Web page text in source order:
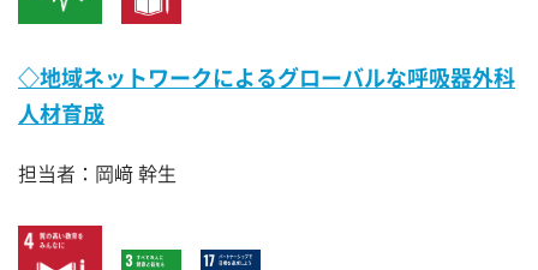
◇地域ネットワークによるグローバルな呼吸器外科
人材育成
担当者：岡﨑 幹生